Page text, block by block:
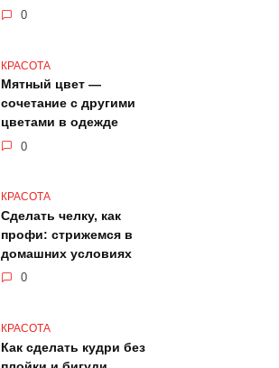
0
КРАСОТА
Мятный цвет —
сочетание с другими
цветами в одежде
0
КРАСОТА
Сделать челку, как
профи: стрижемся в
домашних условиях
0
КРАСОТА
Как сделать кудри без